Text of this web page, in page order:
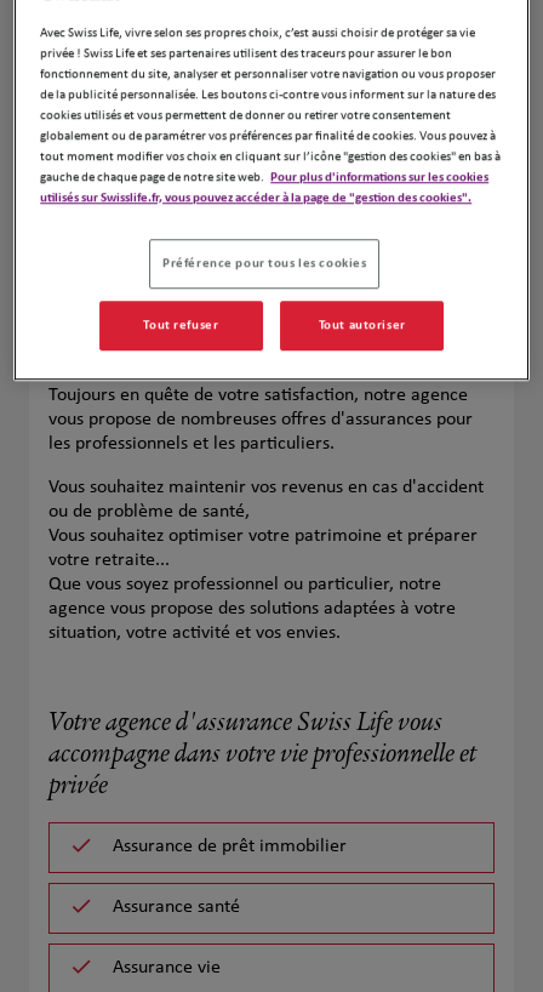
Leaflet| Map ©2026
Toujours en quête de votre satisfaction, notre agence
vous propose de nombreuses offres d'assurances pour
les professionnels et les particuliers.
Vous souhaitez maintenir vos revenus en cas d'accident
ou de problème de santé,
Vous souhaitez optimiser votre patrimoine et préparer
votre retraite...
Que vous soyez professionnel ou particulier, notre
agence vous propose des solutions adaptées à votre
situation, votre activité et vos envies.
Votre agence d'assurance Swiss Life vous
accompagne dans votre vie professionnelle et
privée
Assurance de prêt immobilier
Assurance santé
Assurance vie
Avec Swiss Life, vivre selon ses propres choix, c’est aussi choisir de protéger sa vie
privée ! Swiss Life et ses partenaires utilisent des traceurs pour assurer le bon
fonctionnement du site, analyser et personnaliser votre navigation ou vous proposer
de la publicité personnalisée. Les boutons ci-contre vous informent sur la nature des
cookies utilisés et vous permettent de donner ou retirer votre consentement
globalement ou de paramétrer vos préférences par finalité de cookies. Vous pouvez à
tout moment modifier vos choix en cliquant sur l’icône "gestion des cookies" en bas à
gauche de chaque page de notre site web. Pour plus d'informations sur les cookies
utilisés sur Swisslife.fr, vous pouvez accéder à la page de "gestion des cookies".
Préférence pour tous les cookies
Tout refuser Tout autoriser